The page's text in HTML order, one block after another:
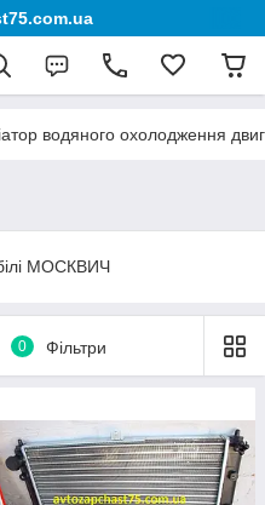
водяного охолодження
МОСКВИЧ
0 Фільтри